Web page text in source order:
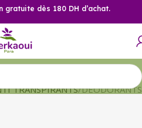
gratuite dès 180 DH d’achat.
TRANSPIRANTS DEODORANTS